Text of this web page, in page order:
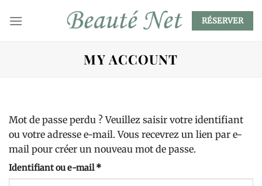
au
RÉSERVER
MY ACCOUNT
Mot de passe perdu ? Veuillez saisir votre identifiant
ou votre adresse e-mail. Vous recevrez un lien par e-
mail pour créer un nouveau mot de passe.
Identifiant ou e-mail*Obligatoire